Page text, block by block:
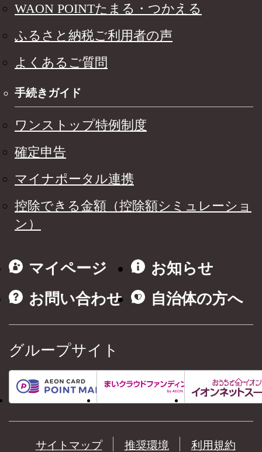
WAON POINTたまる・つかえる
ふるさと納税ご利用者の声
よくあるご質問
手続きガイド
ワンストップ特例制度
確定申告
マイナポータル連携
控除できる金額（控除額シミュレーショ
ン）
マイページ
お知らせ
お問い合わせ
自治体の方へ
グループサイト
サイトマップ 推奨環境
利用規約